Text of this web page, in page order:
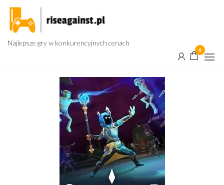
Przejdź
treści
Najlepsze gry w konkurencyjnych cenach
0